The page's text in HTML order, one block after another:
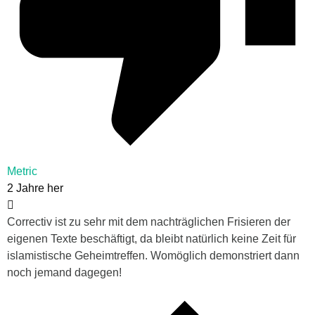
Metric
2 Jahre her
Correctiv ist zu sehr mit dem nachträglichen Frisieren der
eigenen Texte beschäftigt, da bleibt natürlich keine Zeit für
islamistische Geheimtreffen. Womöglich demonstriert dann
noch jemand dagegen!